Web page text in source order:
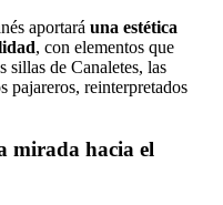
aportará una estética
, con elementos que
sillas de Canaletes, las
pajareros, reinterpretados
mirada hacia el